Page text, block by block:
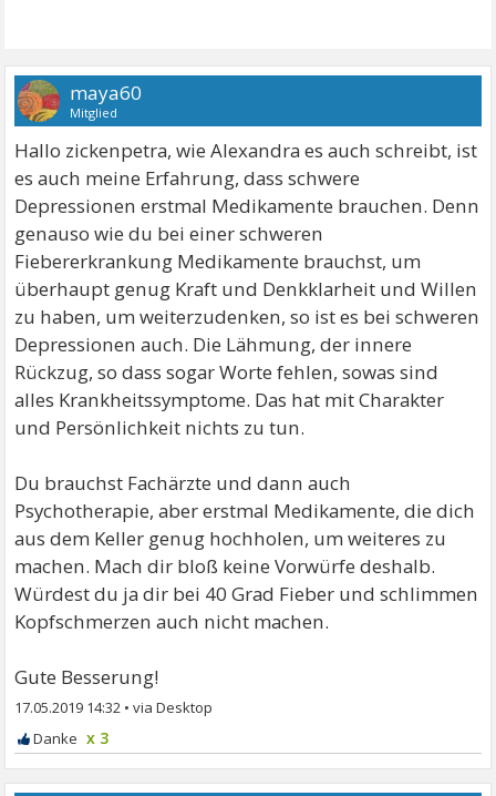
maya60
Mitglied
Hallo zickenpetra, wie Alexandra es auch schreibt, ist
es auch meine Erfahrung, dass schwere
Depressionen erstmal Medikamente brauchen. Denn
genauso wie du bei einer schweren
Fiebererkrankung Medikamente brauchst, um
überhaupt genug Kraft und Denkklarheit und Willen
zu haben, um weiterzudenken, so ist es bei schweren
Depressionen auch. Die Lähmung, der innere
Rückzug, so dass sogar Worte fehlen, sowas sind
alles Krankheitssymptome. Das hat mit Charakter
und Persönlichkeit nichts zu tun.
Du brauchst Fachärzte und dann auch
Psychotherapie, aber erstmal Medikamente, die dich
aus dem Keller genug hochholen, um weiteres zu
machen. Mach dir bloß keine Vorwürfe deshalb.
Würdest du ja dir bei 40 Grad Fieber und schlimmen
Kopfschmerzen auch nicht machen.
Gute Besserung!
17.05.2019 14:32 •
x 3